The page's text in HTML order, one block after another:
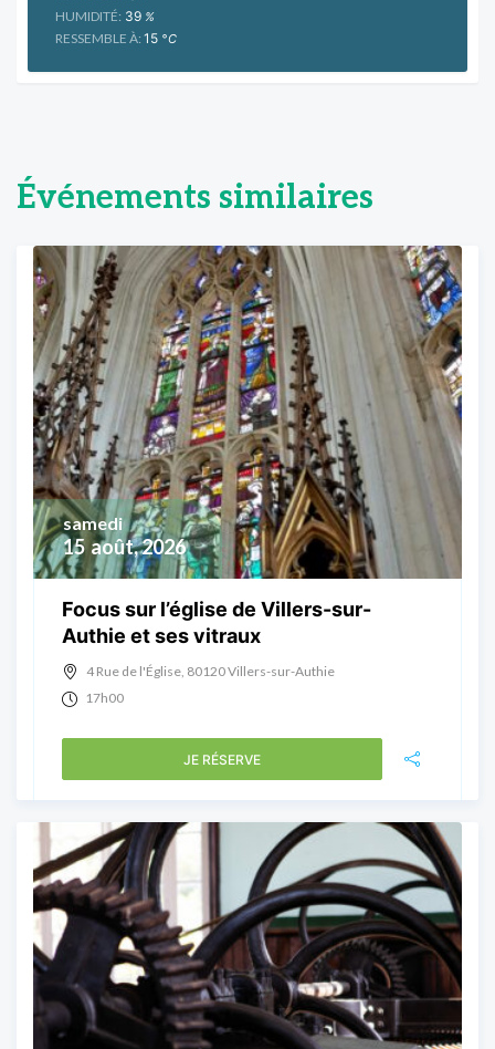
HUMIDITÉ: 39 %
RESSEMBLE À: 15 °C
Événements similaires
15 août, 2026
samedi
Focus sur l’église de Villers-sur-
Authie et ses vitraux
4 Rue de l'Église, 80120 Villers-sur-Authie
17h00
JE RÉSERVE